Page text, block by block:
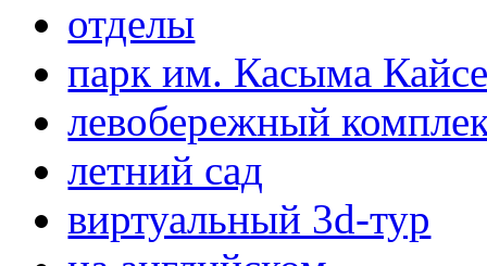
отделы
парк им. Касыма
левобережный
летний сад
виртуальный 3d-тур